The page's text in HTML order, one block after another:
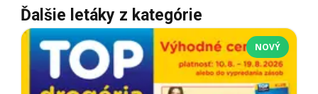
Ďalšie letáky z kategórie
NOVÝ